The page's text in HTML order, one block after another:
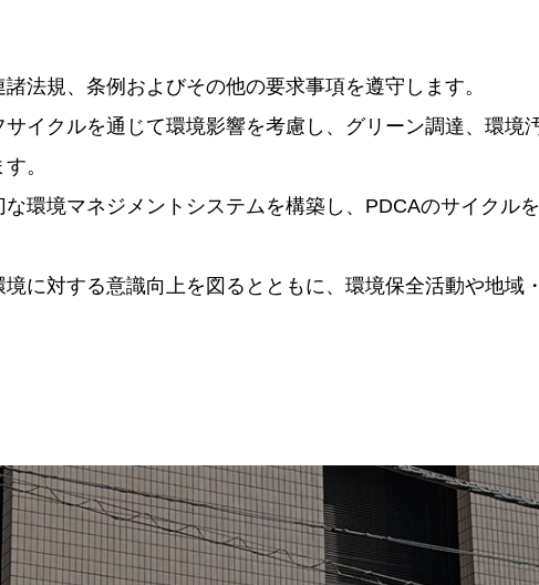
法規、条例およびその他の要求事項を遵守します。
イクルを通じて環境影響を考慮し、グリーン調達、環境
。
環境マネジメントシステムを構築し、PDCAのサイクル
に対する意識向上を図るとともに、環境保全活動や地域